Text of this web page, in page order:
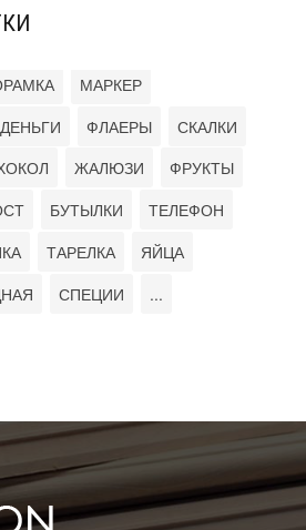
МАРКЕР
ДЕНЬГИ ФЛАЕРЫ
СКАЛКИ
ЖАЛЮЗИ
ФРУКТЫ
БУТЫЛКИ
ТЕЛЕФОН
ТАРЕЛКА
ЯЙЦА
СПЕЦИИ ...